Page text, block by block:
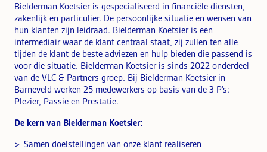
Bielderman Koetsier is gespecialiseerd in financiële diensten,
zakenlijk en particulier. De persoonlijke situatie en wensen van
hun klanten zijn leidraad. Bielderman Koetsier is een
intermediair waar de klant centraal staat, zij zullen ten alle
tijden de klant de beste adviezen en hulp bieden die passend is
voor die situatie. Bielderman Koetsier is sinds 2022 onderdeel
van de VLC & Partners groep. Bij Bielderman Koetsier in
Barneveld werken 25 medewerkers op basis van de 3 P’s:
Plezier, Passie en Prestatie.
De kern van Bielderman Koetsier:
Samen doelstellingen van onze klant realiseren